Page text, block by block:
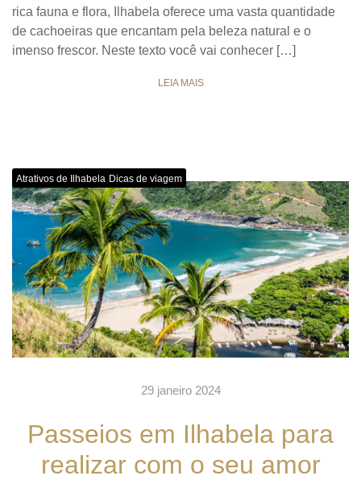
rica fauna e flora, Ilhabela oferece uma vasta quantidade
de cachoeiras que encantam pela beleza natural e o
imenso frescor. Neste texto você vai conhecer […]
LEIA MAIS
Atrativos de Ilhabela ,Dicas de viagem
29 janeiro 2024
Passeios em Ilhabela para
realizar com o seu amor